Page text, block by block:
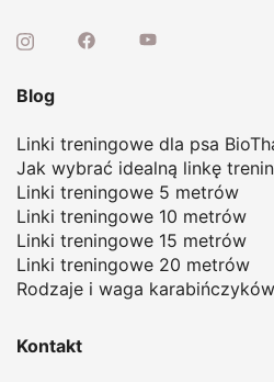
Blog
Linki treningowe dla psa
Jak wybrać idealną linkę
Linki treningowe 5 metrów
Linki treningowe 10 metrów
Linki treningowe 15 metrów
Linki treningowe 20 metrów
Rodzaje i waga karabińczyków
Kontakt